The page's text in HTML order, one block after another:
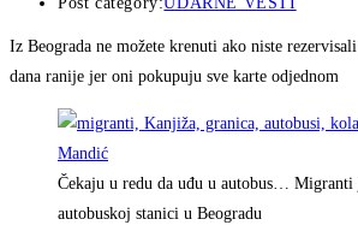
Iz Beograda ne možete krenuti ako niste
dana ranije jer oni pokupuju sve karte odjednom
Čekaju u redu da uđu u autobus… Migranti
autobuskoj stanici u Beogradu